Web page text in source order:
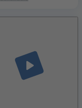
play_arrow